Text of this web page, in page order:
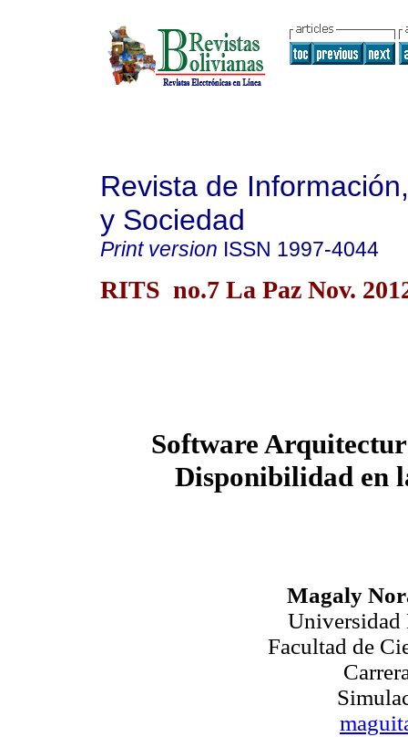
Revista de
y Sociedad
Print version ISSN 1997-4044
RITS no.7 La Paz Nov.
Software
Disponibilidad en
Magaly
Universidad
Facultad de